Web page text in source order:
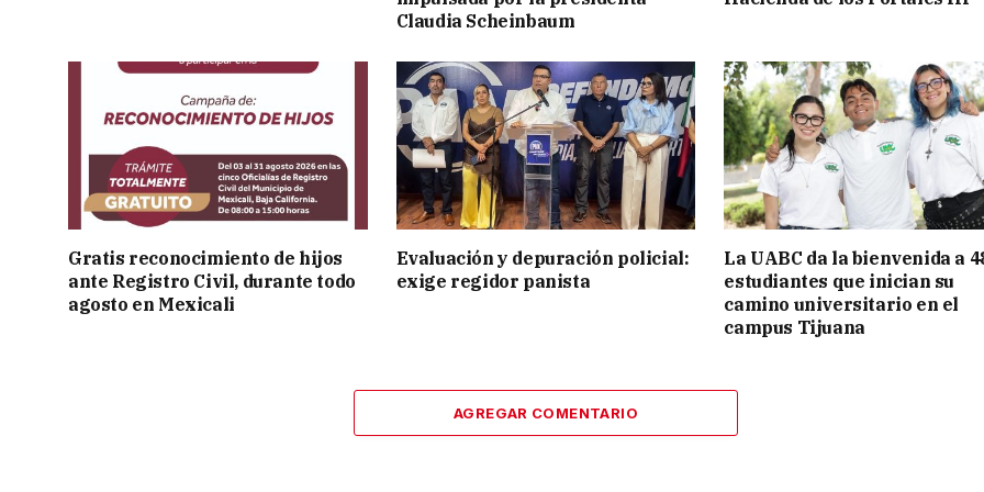
Claudia Scheinbaum
Gratis reconocimiento de hijos
ante Registro Civil, durante todo
agosto en Mexicali
Evaluación y depuración policial:
exige regidor panista
La UABC da la bienvenida a
estudiantes que inician su
camino universitario en el
campus Tijuana
AGREGAR COMENTARIO